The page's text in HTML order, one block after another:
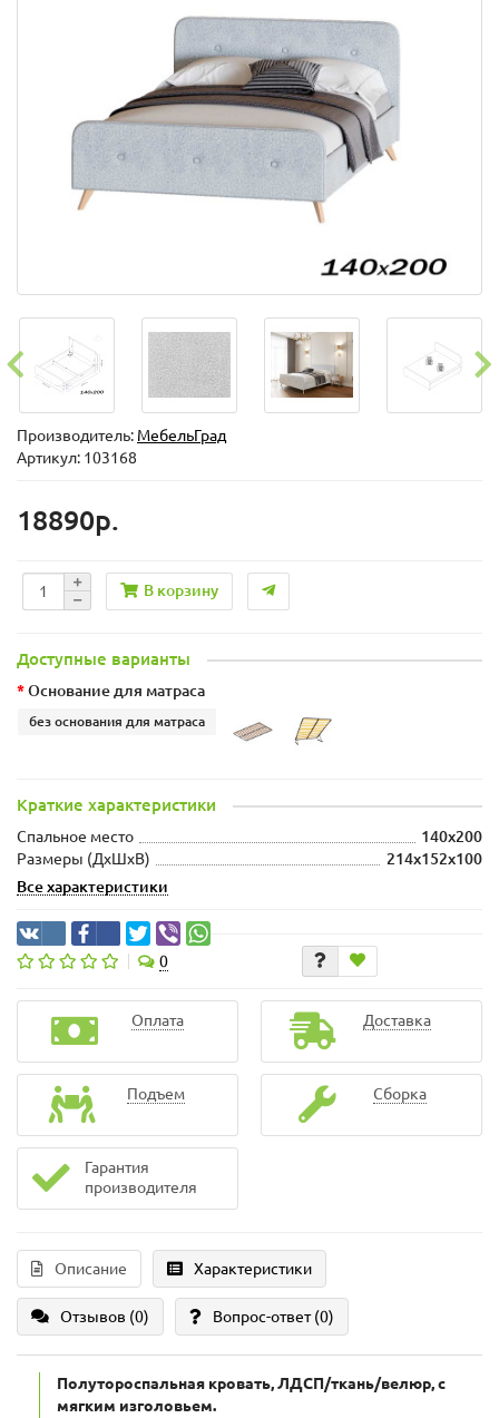
Производитель: МебельГрад
Артикул: 103168
18890р.
В корзину
Доступные варианты
Основание для матраса
без основания для матраса
Краткие характеристики
Спальное место
140x200
Размеры (ДхШxВ)
214x152x100
Все характеристики
0
Оплата Доставка
Подъем Сборка
Гарантия
производителя
Описание Характеристики
Отзывов (0) Вопрос-ответ(0)
Полутороспальная кровать, ЛДСП/ткань/велюр, с
мягким изголовьем.